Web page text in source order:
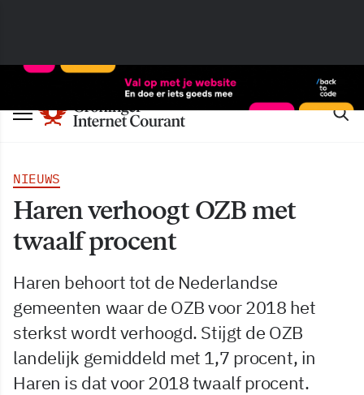
NIEUWS
Haren verhoogt OZB met
twaalf procent
Haren behoort tot de Nederlandse
gemeenten waar de OZB voor 2018 het
sterkst wordt verhoogd. Stijgt de OZB
landelijk gemiddeld met 1,7 procent, in
Haren is dat voor 2018 twaalf procent.